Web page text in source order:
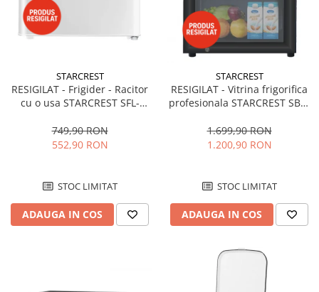
STARCREST
RESIGILAT - Frigider - Racitor
cu o usa STARCREST SFL-
92L, Iluminare interioara,H 83
cm, Alb
749,90 RON
552,90 RON
STOC LIMITAT
ADAUGA IN COS
STARCREST
RESIGILAT - Vitrina frigorifica
profesionala STARCREST SBC-
reglabil, Iluminare LED, H 104
cm, Negru
1.699,90 RON
1.200,90 RON
STOC LIMITAT
ADAUGA IN COS